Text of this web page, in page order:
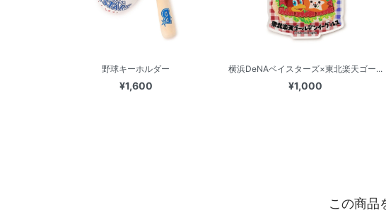
野球キーホルダー
¥1,600
横浜DeNAベイスターズ×東北楽天ゴー...
¥1,000
この商品